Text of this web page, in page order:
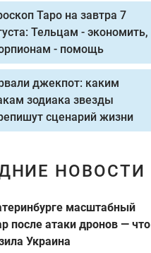
Таро на завтра 7
Тельцам - экономить,
- помощь
джекпот: каким
зодиака звезды
сценарий жизни
НОВОСТИ
масштабный
после атаки дронов — что
Украина